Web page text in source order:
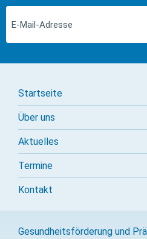
Startseite
Über uns
Aktuelles
Termine
Kontakt
Gesundheitsförderung und